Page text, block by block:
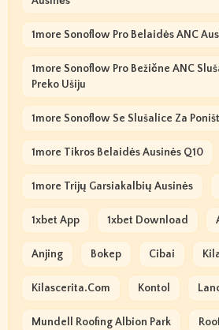
1more Sonoflow Pro Belaidės ANC
1more Sonoflow Pro Bežične ANC
Preko Ušiju
1more Sonoflow Se Slušalice Za
1more Tikros Belaidės Ausinės Q10
1more Trijų Garsiakalbių Ausinės
1xbet App 1xbet Download
Anjing Bokep Cibai
Kilascerita.com Kontol
Mundell Roofing Albion Park